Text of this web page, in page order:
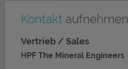
Kontakt aufnehmen
Vertrieb / Sales
HPF The Mineral Engineers